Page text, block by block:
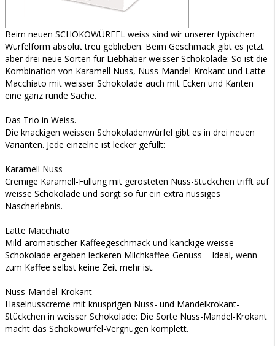
Beim neuen SCHOKOWÜRFEL weiss sind wir unserer typischen
Würfelform absolut treu geblieben. Beim Geschmack gibt es jetzt
aber drei neue Sorten für Liebhaber weisser Schokolade: So ist die
Kombination von Karamell Nuss, Nuss-Mandel-Krokant und Latte
Macchiato mit weisser Schokolade auch mit Ecken und Kanten
eine ganz runde Sache.
Das Trio in Weiss.
Die knackigen weissen Schokoladenwürfel gibt es in drei neuen
Varianten. Jede einzelne ist lecker gefüllt:
Karamell Nuss
Cremige Karamell-Füllung mit gerösteten Nuss-Stückchen trifft auf
weisse Schokolade und sorgt so für ein extra nussiges
Nascherlebnis.
Latte Macchiato
Mild-aromatischer Kaffeegeschmack und kanckige weisse
Schokolade ergeben leckeren Milchkaffee-Genuss – Ideal, wenn
zum Kaffee selbst keine Zeit mehr ist.
Nuss-Mandel-Krokant
Haselnusscreme mit knusprigen Nuss- und Mandelkrokant-
Stückchen in weisser Schokolade: Die Sorte Nuss-Mandel-Krokant
macht das Schokowürfel-Vergnügen komplett.